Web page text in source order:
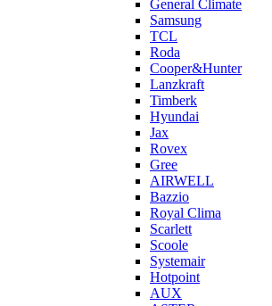
General Climate
Samsung
TCL
Roda
Cooper&Hunter
Lanzkraft
Timberk
Hyundai
Jax
Rovex
Gree
AIRWELL
Bazzio
Royal Clima
Scarlett
Scoole
Systemair
Hotpoint
AUX